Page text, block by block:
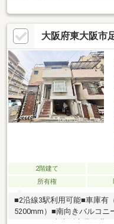
プライバシーや家事動線に
室に収納スペースを確保▼
(LDK)▼周辺環境・万代布施
小学校 徒歩4分(約260m)・
(約170m)■ ご希望の住まい
━━━━━・・・物件の詳細
ださい。
大阪府東大阪市
2階建て
所有権
■2沿線3駅利用可能■車庫有
5200mm）■南向きバルコニ